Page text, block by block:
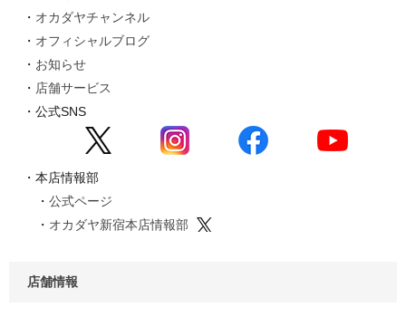
オカダヤチャンネル
オフィシャルブログ
お知らせ
店舗サービス
公式SNS
本店情報部
公式ページ
オカダヤ新宿本店情報部
店舗情報